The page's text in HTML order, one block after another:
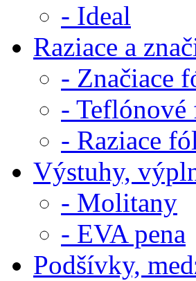
- Ideal
Raziace a
- Značiace
- Teflónové
- Raziace
Výstuhy,
- Molitany
- EVA pena
Podšívky,